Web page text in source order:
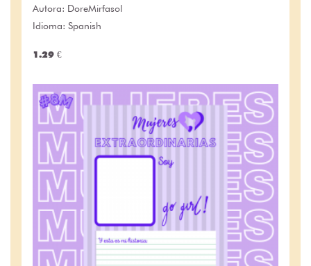
Autora: DoreMirfasol
Idioma: Spanish
1.29 €